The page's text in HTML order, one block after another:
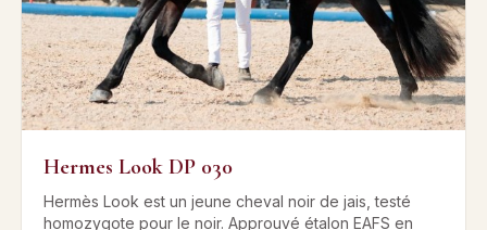
Hermes Look DP 030
Hermès Look est un jeune cheval noir de jais, testé
homozygote pour le noir. Approuvé étalon EAFS en